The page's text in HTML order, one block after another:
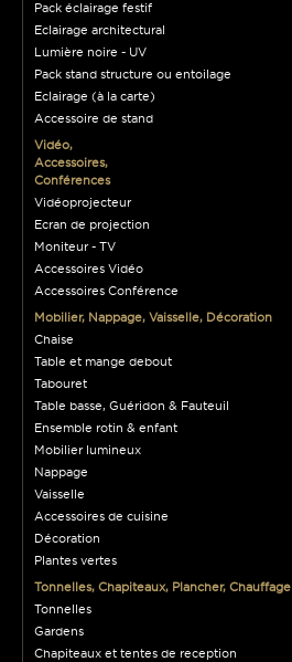
Pack éclairage festif
Eclairage architectural
Lumière noire - UV
Pack stand structure ou entoilage
Eclairage (à la carte)
Accessoire de stand
Vidéo,
Accessoires,
Conférences
Vidéoprojecteur
Ecran de projection
Moniteur - TV
Accessoires Vidéo
Accessoires Conférence
Mobilier, Nappage, Vaisselle, Décoration
Chaise
Table et mange debout
Tabouret
Table basse, Guéridon & Fauteuil
Ensemble rotin & enfant
Mobilier lumineux
Nappage
Vaisselle
Accessoires de cuisine
Décoration
Plantes vertes
Tonnelles, Chapiteaux, Plancher, Chauffage
Tonnelles
Gardens
Chapiteaux et tentes de reception